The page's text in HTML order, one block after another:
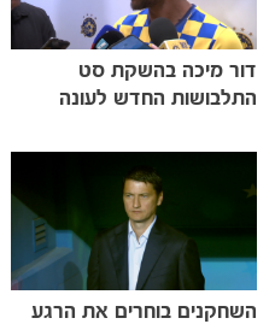
משחקים
ותוצאות
דור מיכה בהשקת סט
התלבושות החדש לעונה
השחקנים בוחרים את הרגע